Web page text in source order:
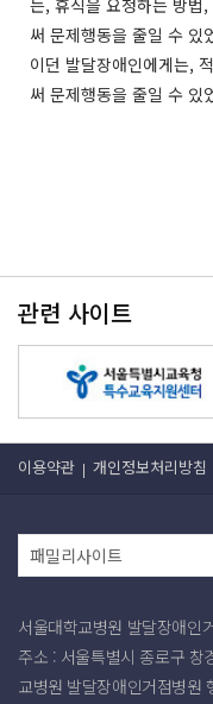
는, 휴식을 요청하는 방법
써 문제행동을 줄일 수 있
이던 발달장애인에게는,
써 문제행동을 줄일 수 있
관련 사이트
이용약관 개인정보처리방침
서울대학교병원 발달장애인
주소 : 서울특별시 종로구 창
교병원 발달장애인거점병원